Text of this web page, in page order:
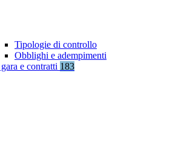
Tipologie di controllo
Obblighi e adempimenti
e contratti 183